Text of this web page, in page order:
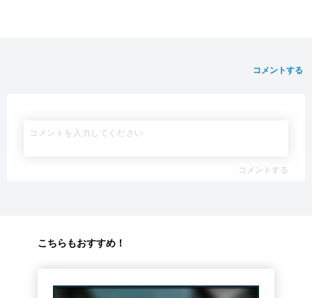
コメントする
コメントする
こちらもおすすめ！